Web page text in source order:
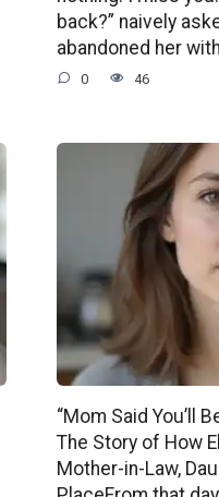
back?” naively
abandoned her
0 46
“Mom Said You’ll
The Story of How
Mother-in-Law,